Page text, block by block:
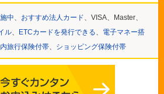
中、 おすすめ法人カード、VISA、Master、
ル、 ETCカードを発行できる、 電子マネー搭
旅行保険付帯、 ショッピング保険付帯